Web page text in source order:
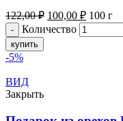
122,00₽ 100,00 ₽ 100 г
Количество
купить
-5%
ВИД
Закрыть